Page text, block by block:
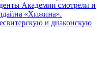
Академии смотрели и
«Хижина».
и диаконскую